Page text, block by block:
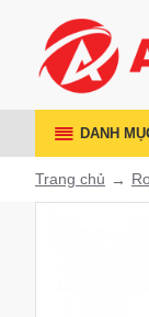
DANH
Trang chủ